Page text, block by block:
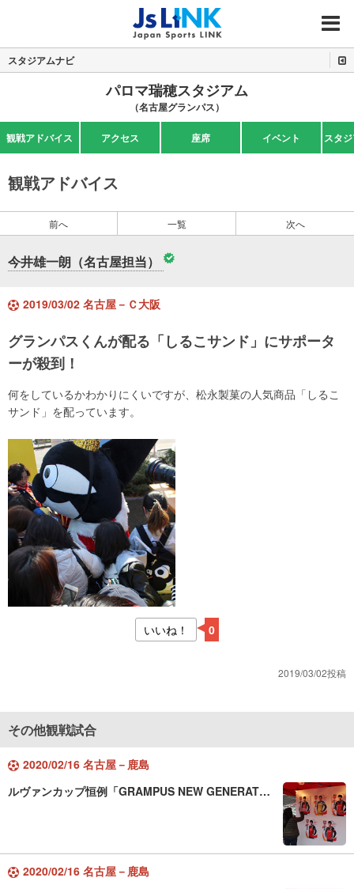
MENU
スタジアムナビ
パロマ瑞穂スタジアム
（名古屋グランパス）
観戦アドバイス アクセス 座席 イベント スタ
観戦アドバイス
前へ 一覧 次へ
今井雄一朗（名古屋担当）
2019/03/02 名古屋－Ｃ大阪
グランパスくんが配る「しるこサンド」にサポータ
ーが殺到！
何をしているかわかりにくいですが、松永製菓の人気商品「しるこ
サンド」を配っています。
いいね！ 0
2019/03/02投稿
その他観戦試合
2020/02/16 名古屋－鹿島
ルヴァンカップ恒例「GRAMPUS NEW GENERAT…
2020/02/16 名古屋－鹿島